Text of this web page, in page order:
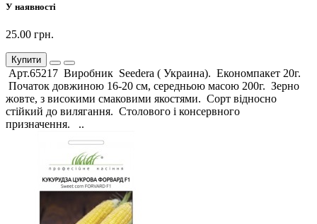
У наявності
25.00 грн.
Купити
Арт.65217 Виробник Seedera ( Украина). Економпакет 20г.
Початок довжиною 16-20 см, середньою масою 200г. Зерно
жовте, з високими смаковими якостями. Сорт відносно
стійкий до вилягання. Столового і консервного
призначення. ..